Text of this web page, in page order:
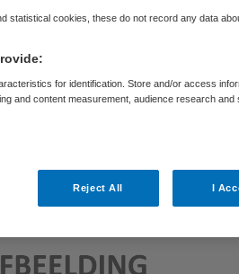
statistical cookies, these do not record any data
for identification. Store and/or access
and content measurement, audience research and
Reject All I